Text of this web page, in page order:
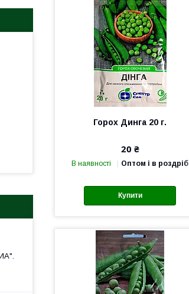
Горох Динга 20 г.
20 ₴
В наявності Оптом і в роздріб
Купити